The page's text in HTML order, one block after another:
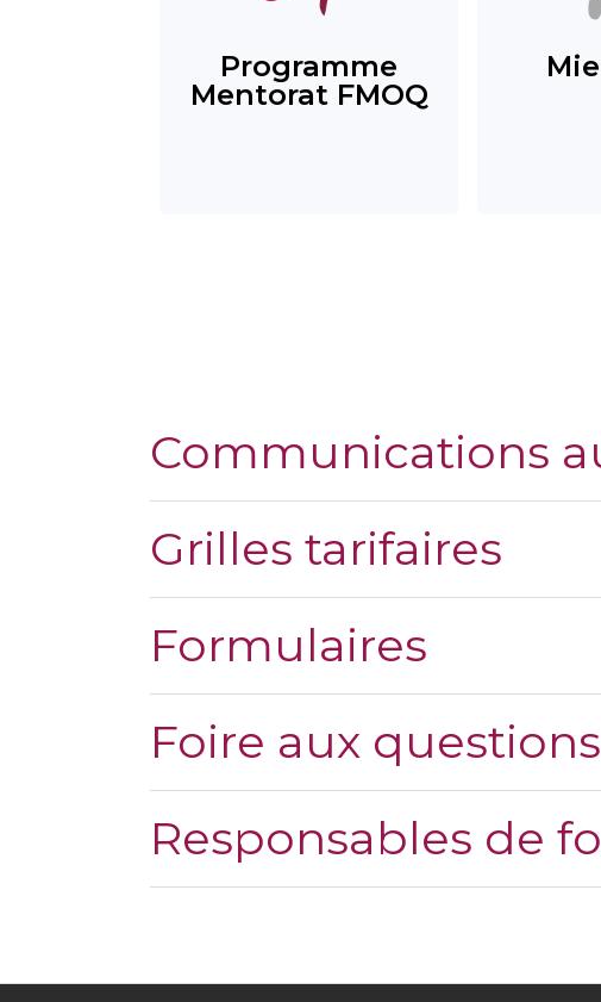
Programme
Mentorat FMOQ
Communications
Grilles tarifaires
Formulaires
Foire aux questions
Responsables de